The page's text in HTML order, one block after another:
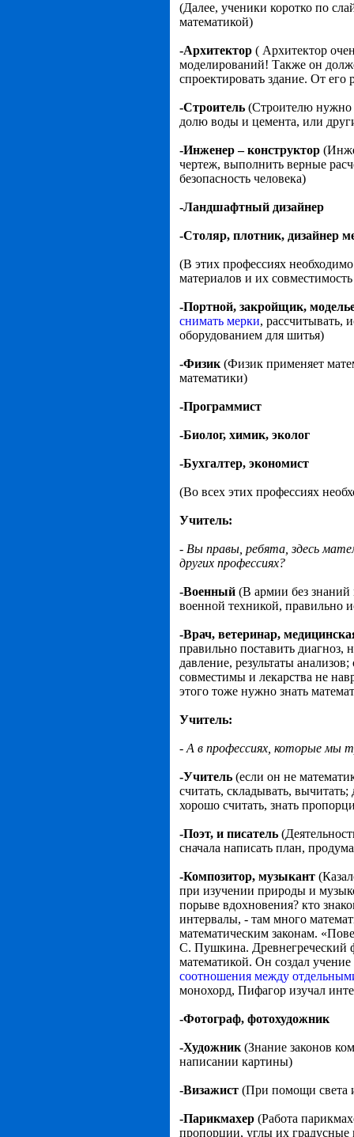
(Далее, ученики коротко по
математикой)
-Архитектор ( Архитектор
моделирований! Также он
спроектировать здание. От
-Строитель (Строителю нужно
долю воды и цемента, или
-Инженер – конструктор
чертеж, выполнить верные
безопасность человека)
-Ландшафтный дизайнер
-Столяр, плотник, дизайнер
(В этих профессиях
материалов и их
-Портной, закройщик,
снимать мерки, рассчитывать,
оборудованием для шитья)
-Физик (Физик применяет
математики)
-Программист
-Биолог, химик, эколог
-Бухгалтер, экономист
(Во всех этих профессиях
Учитель:
- Вы правы, ребята, здесь
других профессиях?
-Военный (В армии без
военной техникой, правильно
-Врач, ветеринар,
правильно поставить диагноз,
давление, результаты
совместимы и лекарства не
этого тоже нужно знать
Учитель:
- А в профессиях, которые мы
-Учитель (если он не
считать, складывать,
хорошо считать, знать
-Поэт, и писатель
сначала написать план,
-Композитор, музыкант
при изучении природы и
порыве вдохновения? кто
интервалы, - там много
математическим законам.
С. Пушкина. Древнегреческий
математикой. Он создал
соотношения между
монохорд, Пифагор изучал
-Фотограф, фотохудожник
-Художник (Знание законов
написании картины)
-Визажист (При помощи света
-Парикмахер (Работа
пропорции, углы их градусные